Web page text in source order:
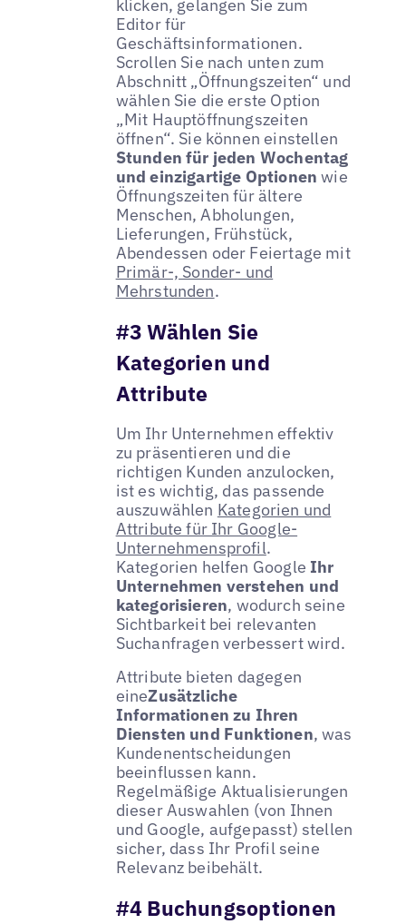
klicken, gelangen Sie zum
Editor für
Geschäftsinformationen.
Scrollen Sie nach unten zum
Abschnitt „Öffnungszeiten“ und
wählen Sie die erste Option
„Mit Hauptöffnungszeiten
öffnen“. Sie können einstellen
Stunden für jeden Wochentag
und einzigartige Optionen wie
Öffnungszeiten für ältere
Menschen, Abholungen,
Lieferungen, Frühstück,
Abendessen oder Feiertage mit
Primär-, Sonder- und
Mehrstunden.
#3 Wählen Sie
Kategorien und
Attribute
Um Ihr Unternehmen effektiv
zu präsentieren und die
richtigen Kunden anzulocken,
ist es wichtig, das passende
auszuwählen Kategorien und
Attribute für Ihr Google-
Unternehmensprofil.
Kategorien helfen Google Ihr
Unternehmen verstehen und
kategorisieren, wodurch seine
Sichtbarkeit bei relevanten
Suchanfragen verbessert wird.
Attribute bieten dagegen
eineZusätzliche
Informationen zu Ihren
Diensten und Funktionen, was
Kundenentscheidungen
beeinflussen kann.
Regelmäßige Aktualisierungen
dieser Auswahlen (von Ihnen
und Google, aufgepasst) stellen
sicher, dass Ihr Profil seine
Relevanz beibehält.
#4 Buchungsoptionen